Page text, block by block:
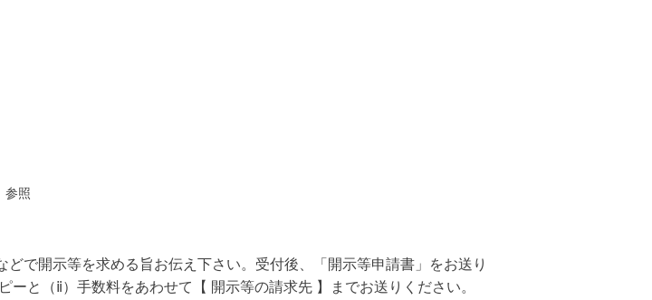
参照
で開示等を求める旨お伝え下さい。受付後、「開示等申請書」をお送り
と（ⅱ）手数料をあわせて【 開示等の請求先 】までお送りください。